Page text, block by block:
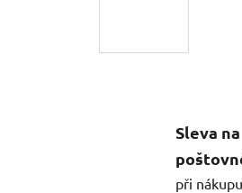
Sleva na
při